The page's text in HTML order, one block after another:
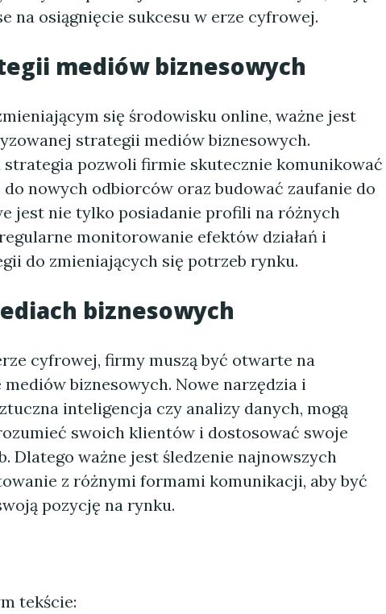
na osiągnięcie sukcesu w erze cyfrowej.
mediów biznesowych
się środowisku online, ważne jest
strategii mediów biznesowych.
strategia pozwoli firmie skutecznie komunikować
nowych odbiorców oraz budować zaufanie do
jest nie tylko posiadanie profili na różnych
monitorowanie efektów działań i
do zmieniających się potrzeb rynku.
biznesowych
cyfrowej, firmy muszą być otwarte na
biznesowych. Nowe narzędzia i
inteligencja czy analizy danych, mogą
swoich klientów i dostosować swoje
Dlatego ważne jest śledzenie najnowszych
z różnymi formami komunikacji, aby być
pozycję na rynku.
tekście: